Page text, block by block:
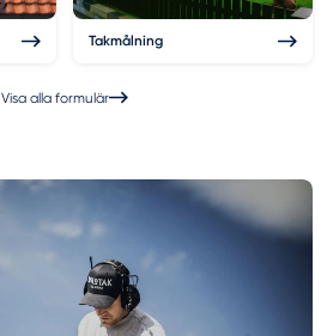
Takmålning
Visa alla formulär